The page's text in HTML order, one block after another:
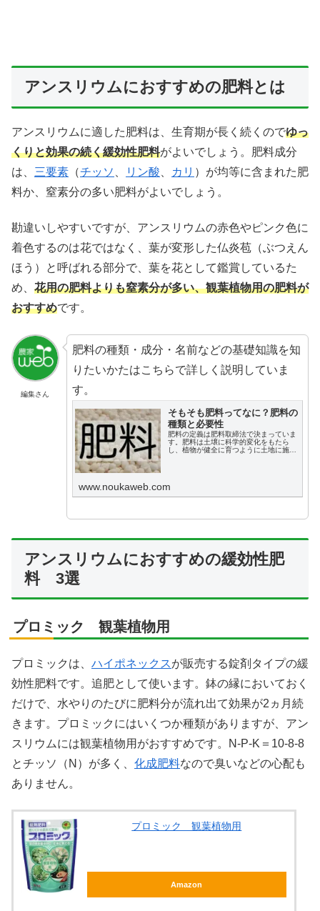
アンスリウムにおすすめの肥料とは
アンスリウムに適した肥料は、生育期が長く続くのでゆっ
くりと効果の続く緩効性肥料がよいでしょう。肥料成分
は、 三要素 （チッソ リン酸 カリ ）が均等に含まれた肥
料か、窒素分の多い肥料がよいでしょう。
勘違いしやすいですが、アンスリウムの赤色やピンク色に
着色するのは花ではなく、葉が変形した仏炎苞（ぶつえん
ほう）と呼ばれる部分で、葉を花として鑑賞しているた
め、 花用の肥料よりも窒素分が多い、観葉植物用の肥料が
おすすめです。
編集さん
肥料の種類・成分・名前などの基礎知識を知
りたいかたはこちらで詳しく説明していま
す。
そもそも肥料ってなに？肥料の
種類と必要性
肥料の定義は肥料取締法で決まっていま
す。肥料は土壌に科学的変化をもたら
し、植物が健全に育つように土地に施さ
培に活かしましょう。
www.noukaweb.com
アンスリウムにおすすめの緩効性肥
料 3選
プロミック 観葉植物用
プロミックは、 ハイポネックスが販売する錠剤タイプの緩
効性肥料です。追肥として使います。鉢の縁においておく
だけで、水やりのたびに肥料分が流れ出て効果が2ヵ月続
きます。プロミックにはいくつか種類がありますが、アン
スリウムには観葉植物用がおすすめです。N-P-K＝10-8-8
とチッソ（N）が多く、 化成肥料なので臭いなどの心配も
ありません。
プロミック 観葉植物用
Amazon